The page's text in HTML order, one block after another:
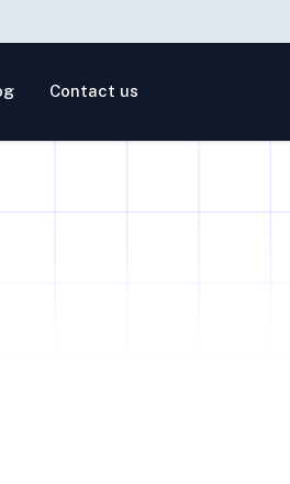
Contact us